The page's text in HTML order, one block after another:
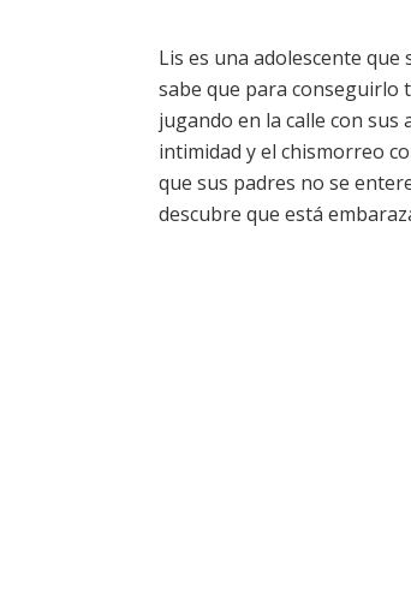
Lis es una adolescente
sabe que para conseguirlo
jugando en la calle con
intimidad y el chismorreo
que sus padres no se
descubre que está